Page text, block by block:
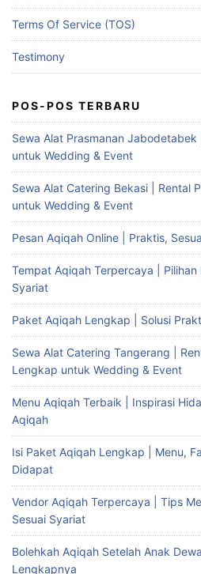
Terms Of Service (TOS)
Testimony
POS-POS TERBARU
Sewa Alat Prasmanan
untuk Wedding & Event
Sewa Alat Catering Bekasi | Rental
untuk Wedding & Event
Pesan Aqiqah Online | Praktis,
Tempat Aqiqah Terpercaya |
Syariat
Paket Aqiqah Lengkap | Solusi
Sewa Alat Catering Tangerang |
Lengkap untuk Wedding & Event
Menu Aqiqah Terbaik | Inspirasi
Aqiqah
Isi Paket Aqiqah Lengkap | Menu,
Didapat
Vendor Aqiqah Terpercaya | Tips
Sesuai Syariat
Bolehkah Aqiqah Setelah Anak
Lengkapnya